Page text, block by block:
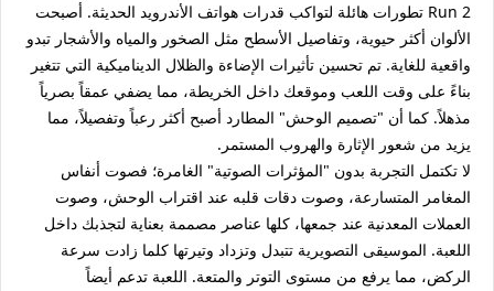
Run 2 تطورات هائلة لتواكب قدرات هواتف الأندرويد الحديثة. أصبحت
الألوان أكثر حيوية، وتفاصيل الأسطح مثل الصخور والمياه والأشجار تبدو
واقعية للغاية. تم تحسين تأثيرات الإضاءة والظلال الديناميكية التي تتغير
بناءً على وقت اللعب وموقعك داخل الخريطة، مما يضفي عمقاً بصرياً
مذهلاً. كما أن "تصميم الوحش" المطارد أصبح أكثر رعباً وتفصيلاً، مما
يزيد من شعور الإثارة والهروب المستمر.
لا تكتمل التجربة بدون "المؤثرات الصوتية" الغامرة؛ فصوت أنفاس
المغامر المتسارعة، وصوت دقات قلبه عند اقتراب الوحش، وصوت
العملات المعدنية عند جمعها، كلها عناصر مصممة بعناية لتجذبك داخل
اللعبة. الموسيقى التصويرية تتبدل وتزداد وتيرتها كلما زادت سرعة
الركض، مما يرفع من مستوى التوتر والمتعة. اللعبة تدعم أيضاً